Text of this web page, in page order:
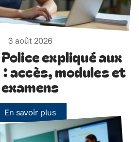
3 août 2026
expliqué aux
accès, modules et
examens
En savoir plus